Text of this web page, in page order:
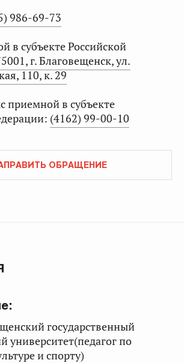
986-69-73
в субъекте Российской
г. Благовещенск, ул.
110, к. 29
приемной в субъекте
(4162) 99-00-10
ОБРАЩЕНИЕ
государственный
университет(педагог по
и спорту)